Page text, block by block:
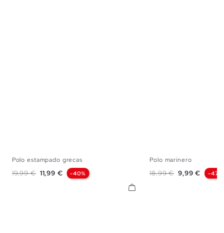
Polo estampado grecas
Precio base
19,99 € Precio
11,99 € -40%
Polo marinero
Precio base
18,99 € Precio
9,99 € -47%